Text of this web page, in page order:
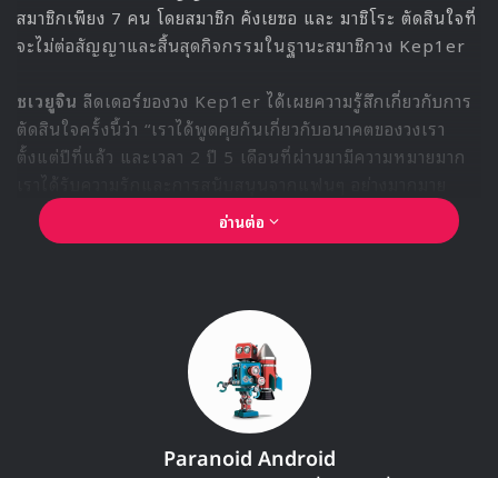
บยอนอูซอก กำลังจะมาจัดงานแฟนมีตติ้งที่ประเทศไทย “2024
14 มิถุนายน 2567 เวลา 19.00 น. และวันเสาร์ที่ 15 มิถุนายน
2567 เวลา 14.00 น (SOLD OUT) ณ โรงละครเคแบงก์สยาม
พิฆเนศ ดูรายละเอียดเพิ่มเติมกันได้ทาง Thaiticketmajor
Byun Wooseok